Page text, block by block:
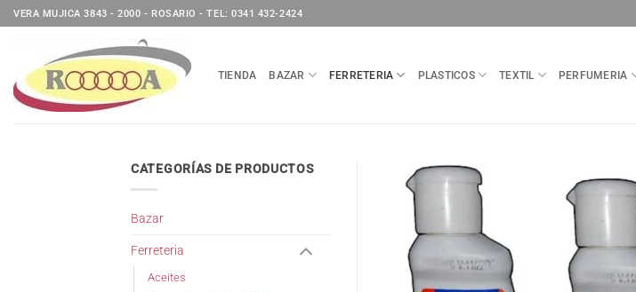
Saltar
al
VERA MUJICA 3843 - 2000 - ROSARIO - TEL: 0341 432-2424
TIENDA BAZAR FERRETERIA PLASTICOS TEXTIL PERFUMERIA
CATEGORÍAS DE PRODUCTOS
Bazar
Ferreteria
Aceites